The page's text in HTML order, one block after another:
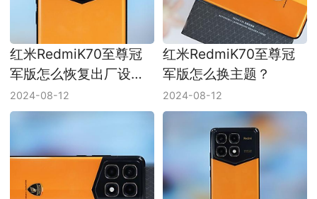
红米RedmiK70至尊冠
军版怎么恢复出厂设
置？
2024-08-12
红米RedmiK70至尊冠
军版怎么换主题？
2024-08-12